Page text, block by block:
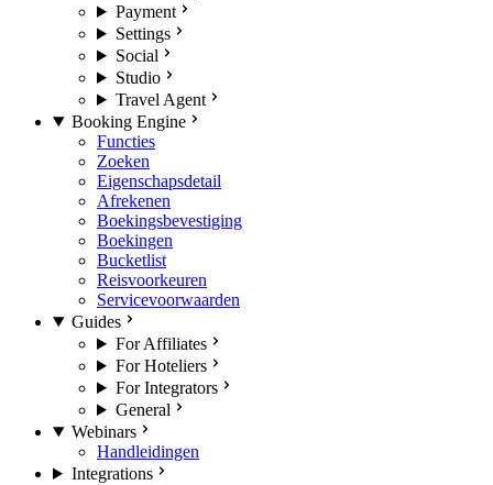
Payment
Settings
Social
Studio
Travel Agent
Booking Engine
Functies
Zoeken
Eigenschapsdetail
Afrekenen
Boekingsbevestiging
Boekingen
Bucketlist
Reisvoorkeuren
Servicevoorwaarden
Guides
For Affiliates
For Hoteliers
For Integrators
General
Webinars
Handleidingen
Integrations